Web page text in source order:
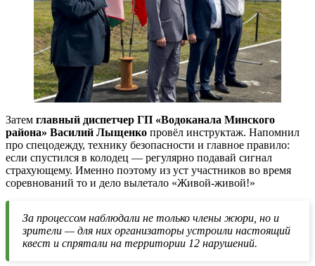
Затем главный диспетчер ГП «Водоканала Минского
района» Василий Лыщенко провёл инструктаж. Напомнил
про спецодежду, технику безопасности и главное правило:
если спустился в колодец — регулярно подавай сигнал
страхующему. Именно поэтому из уст участников во время
соревнований то и дело вылетало «Живой-живой!»
За процессом наблюдали не только члены жюри, но и
зрители — для них организаторы устроили настоящий
квест и спрятали на территории 12 нарушений.